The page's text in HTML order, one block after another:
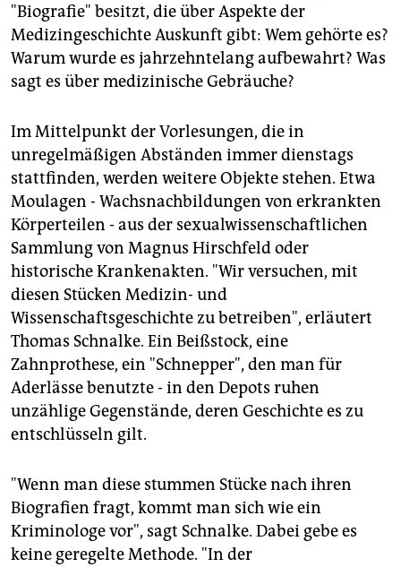
"Biografie" besitzt, die über Aspekte der
Medizingeschichte Auskunft gibt: Wem gehörte es?
Warum wurde es jahrzehntelang aufbewahrt? Was
sagt es über medizinische Gebräuche?
Im Mittelpunkt der Vorlesungen, die in
unregelmäßigen Abständen immer dienstags
stattfinden, werden weitere Objekte stehen. Etwa
Moulagen - Wachsnachbildungen von erkrankten
Körperteilen - aus der sexualwissenschaftlichen
Sammlung von Magnus Hirschfeld oder
historische Krankenakten. "Wir versuchen, mit
diesen Stücken Medizin- und
Wissenschaftsgeschichte zu betreiben", erläutert
Thomas Schnalke. Ein Beißstock, eine
Zahnprothese, ein "Schnepper", den man für
Aderlässe benutzte - in den Depots ruhen
unzählige Gegenstände, deren Geschichte es zu
entschlüsseln gilt.
"Wenn man diese stummen Stücke nach ihren
Biografien fragt, kommt man sich wie ein
Kriminologe vor", sagt Schnalke. Dabei gebe es
keine geregelte Methode. "In der